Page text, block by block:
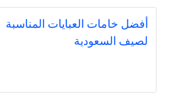
أفضل خامات العبايات المناسبة
لصيف السعودية